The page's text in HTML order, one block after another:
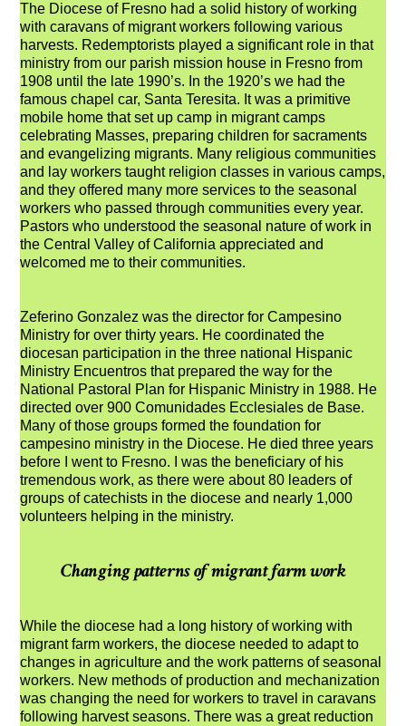
The Diocese of Fresno had a solid history of working
with caravans of migrant workers following various
harvests. Redemptorists played a significant role in that
ministry from our parish mission house in Fresno from
1908 until the late 1990’s. In the 1920’s we had the
famous chapel car, Santa Teresita. It was a primitive
mobile home that set up camp in migrant camps
celebrating Masses, preparing children for sacraments
and evangelizing migrants. Many religious communities
and lay workers taught religion classes in various camps,
and they offered many more services to the seasonal
workers who passed through communities every year.
Pastors who understood the seasonal nature of work in
the Central Valley of California appreciated and
welcomed me to their communities.
Zeferino Gonzalez was the director for Campesino
Ministry for over thirty years. He coordinated the
diocesan participation in the three national Hispanic
Ministry Encuentros that prepared the way for the
National Pastoral Plan for Hispanic Ministry in 1988. He
directed over 900 Comunidades Ecclesiales de Base.
Many of those groups formed the foundation for
campesino ministry in the Diocese. He died three years
before I went to Fresno. I was the beneficiary of his
tremendous work, as there were about 80 leaders of
groups of catechists in the diocese and nearly 1,000
volunteers helping in the ministry.
Changing patterns of migrant farm work
While the diocese had a long history of working with
migrant farm workers, the diocese needed to adapt to
changes in agriculture and the work patterns of seasonal
workers. New methods of production and mechanization
was changing the need for workers to travel in caravans
following harvest seasons. There was a great reduction